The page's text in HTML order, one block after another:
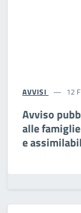
AVVISI 12
Avviso
alle
e